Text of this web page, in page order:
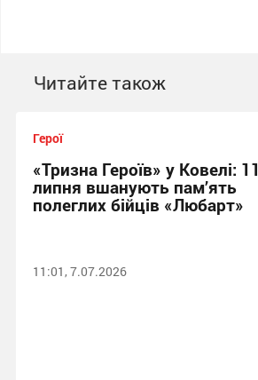
Читайте також
Герої
«Тризна Героїв» у Ковелі: 11
липня вшанують пам’ять
полеглих бійців «Любарт»
11:01, 7.07.2026